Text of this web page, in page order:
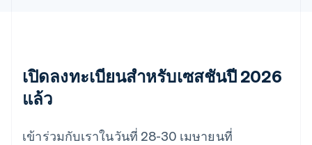
เปิดลงทะเบียนสำหรับเซสชันปี 2026
แล้ว
เข้าร่วมกับเราในวันที่ 28-30 เมษายนที่
English
นิวซีแลนด์
NederlandsEnglish